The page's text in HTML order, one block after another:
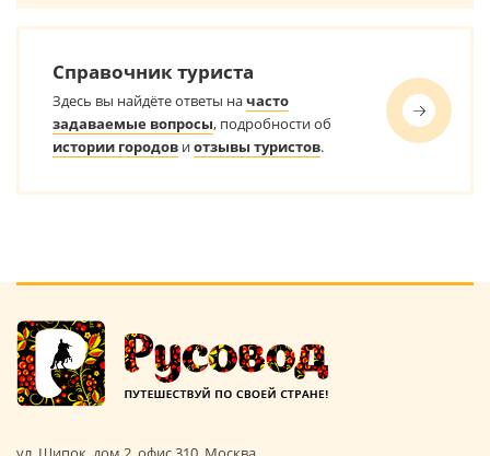
Справочник туриста
Здесь вы найдёте ответы начасто
задаваемые вопросы, подробности об
истории городов иотзывы туристов.